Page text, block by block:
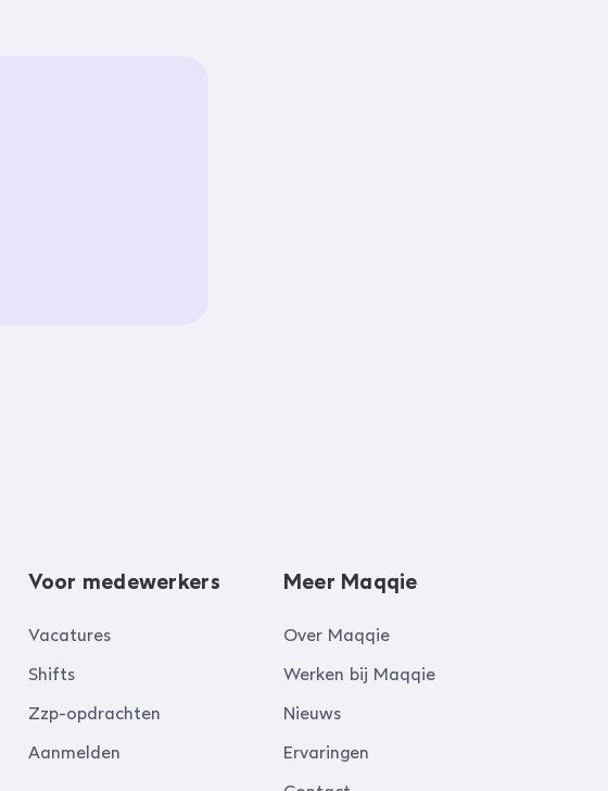
Voor medewerkers
Vacatures
Shifts
Zzp-opdrachten
Aanmelden
Meer Maqqie
Over Maqqie
Werken bij Maqqie
Nieuws
Ervaringen